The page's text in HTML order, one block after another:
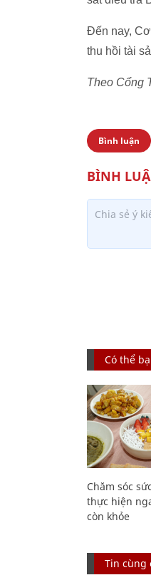
Đến nay,
thu hồi tài
Theo Cổng
Bình luận
Có thể
Chăm sóc
thực hiện
còn khỏe
Tin cùng